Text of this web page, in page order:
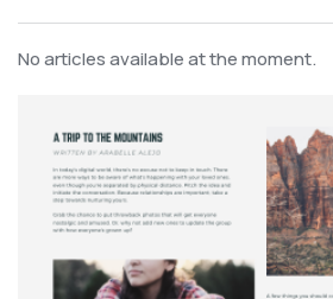
No articles available at the moment.